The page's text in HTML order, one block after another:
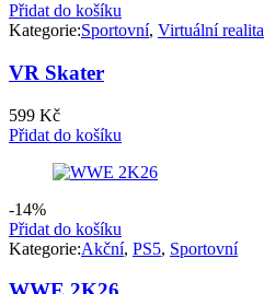
Přidat do košíku
Kategorie:Sportovní, Virtuální realita
VR Skater
599 Kč
Přidat do košíku
-14%
Přidat do košíku
Kategorie:Akční, PS5, Sportovní